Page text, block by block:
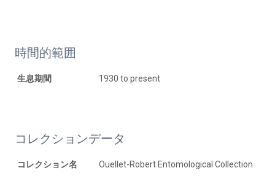
時間的範囲
生息期間 1930 to present
コレクションデータ
コレクション名
Ouellet-Robert Entomological Collection